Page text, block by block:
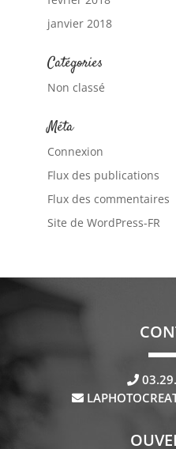
janvier 2018
Catégories
Non classé
Méta
Connexion
Flux des publications
Flux des commentaires
Site de WordPress-FR